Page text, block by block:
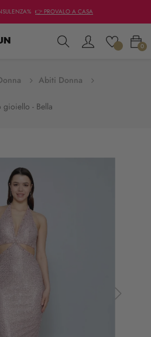
👉 PROVALO A CASA
0
Abiti Donna
- Bella